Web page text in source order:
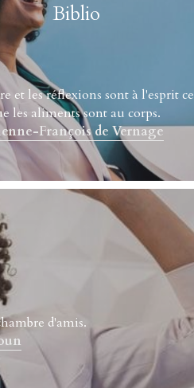
Biblio
et les réflexions sont à l'esprit ce
les aliments sont au corps.
François de Vernage
d'amis.